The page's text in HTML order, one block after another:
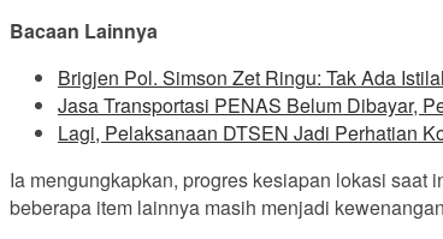
Bacaan Lainnya
Brigjen Pol. Simson Zet Ringu: Tak Ada
Jasa Transportasi PENAS Belum Dibayar,
Lagi, Pelaksanaan DTSEN Jadi Perhatian
Ia mengungkapkan, progres kesiapan lokasi
beberapa item lainnya masih menjadi